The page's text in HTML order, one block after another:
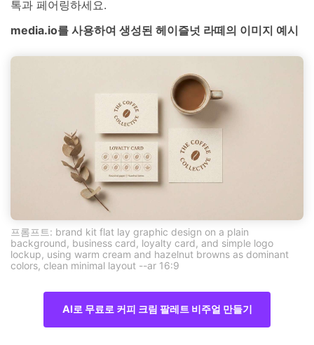
톡과 페어링하세요.
media.io를 사용하여 생성된 헤이즐넛 라떼의 이미지 예시
프롬프트: brand kit flat lay graphic design on a plain
background, business card, loyalty card, and simple logo
lockup, using warm cream and hazelnut browns as dominant
colors, clean minimal layout --ar 16:9
AI로 무료로 커피 크림 팔레트 비주얼 만들기